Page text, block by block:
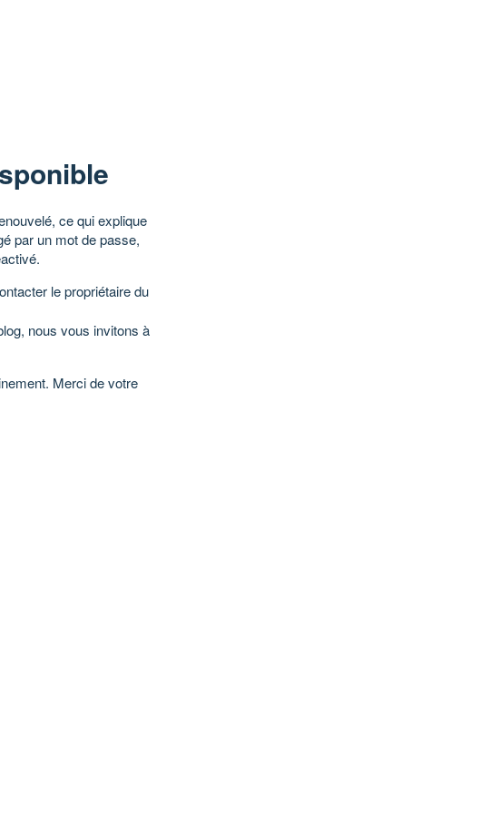
ce qui explique
par un mot de passe,
le propriétaire du
nous vous invitons à
Merci de votre